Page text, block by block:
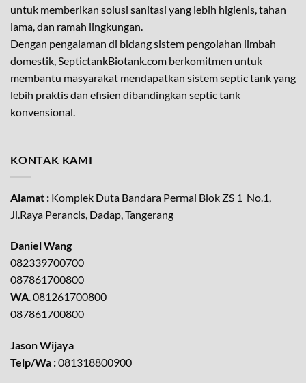
untuk memberikan solusi sanitasi yang lebih higienis, tahan
lama, dan ramah lingkungan.
Dengan pengalaman di bidang sistem pengolahan limbah
domestik, SeptictankBiotank.com berkomitmen untuk
membantu masyarakat mendapatkan sistem septic tank yang
lebih praktis dan efisien dibandingkan septic tank
konvensional.
KONTAK KAMI
Alamat : Komplek Duta Bandara Permai Blok ZS 1 No.1,
Jl.Raya Perancis, Dadap, Tangerang
Daniel Wang
082339700700
087861700800
WA. 081261700800
087861700800
Jason Wijaya
Telp/Wa :081318800900